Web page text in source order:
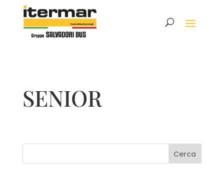
SENIOR
Cerca